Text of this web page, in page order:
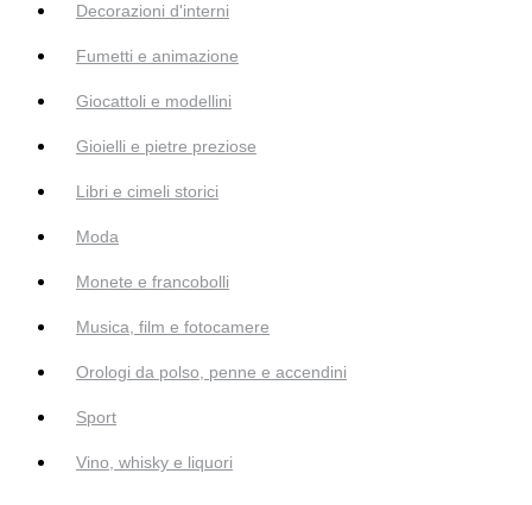
Decorazioni d'interni
Fumetti e animazione
Giocattoli e modellini
Gioielli e pietre preziose
Libri e cimeli storici
Moda
Monete e francobolli
Musica, film e fotocamere
Orologi da polso, penne e accendini
Sport
Vino, whisky e liquori